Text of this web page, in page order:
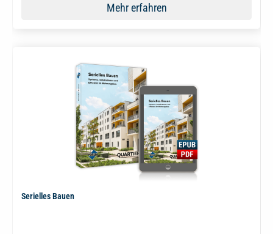
Mehr erfahren
Serielles Bauen